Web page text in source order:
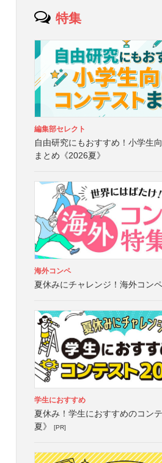
特集
編集部セレクト
自由研究にもおすすめ！小学生
まとめ《2026夏》
海外コンペ
夏休みにチャレンジ！海外コン
学生におすすめ
夏休み！学生におすすめのコン
夏》
[PR]